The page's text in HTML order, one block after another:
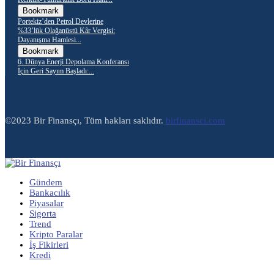
Bookmark
Portekiz’den Petrol Devlerine
%33’lük Olağanüstü Kâr Vergisi:
Dayanışma Hamlesi...
Bookmark
6. Dünya Enerji Depolama Konferansı
İçin Geri Sayım Başladı:...
©2023 Bir Finansçı, Tüm hakları saklıdır. birfinansci.com
Gündem
Bankacılık
Piyasalar
Sigorta
Trend
Kripto Paralar
İş Fikirleri
Kredi